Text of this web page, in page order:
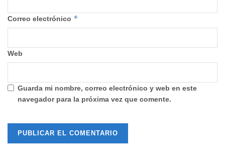
Correo electrónico *
Web
Guarda mi nombre, correo electrónico y web en este
navegador para la próxima vez que comente.